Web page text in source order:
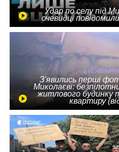
Удар по селу під
очевидці
З'явились перші
Миколаєві:
житлового будинку
квартиру